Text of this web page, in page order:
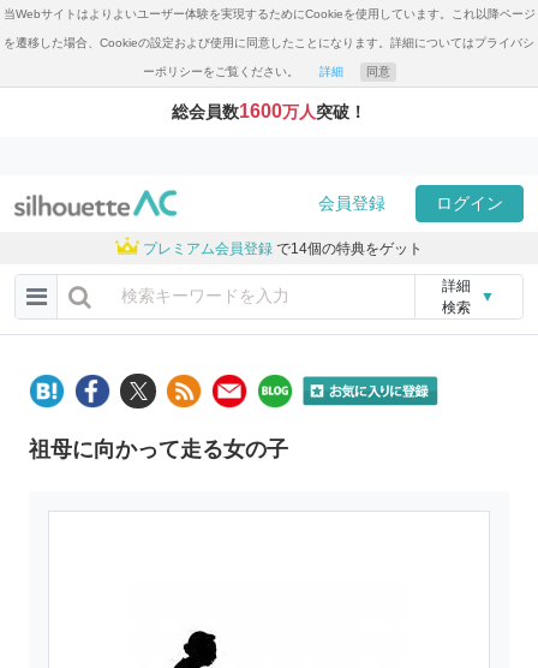
当Webサイトはよりよいユーザー体験を実現するためにCookieを使用しています。これ以降ページ
を遷移した場合、Cookieの設定および使用に同意したことになります。詳細についてはプライバシ
ーポリシーをご覧ください。 詳細 同意
総会員数1600万人突破！
会員登録 ログイン
プレミアム会員登録 で14個の特典をゲット
詳細
検索
▼
祖母に向かって走る女の子